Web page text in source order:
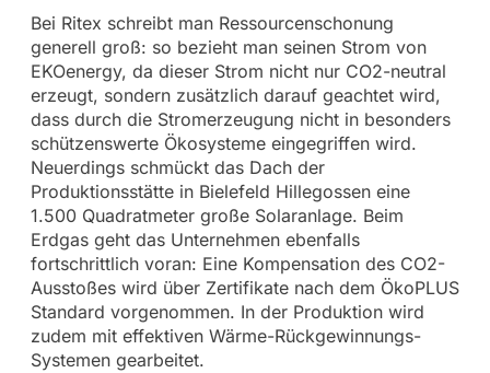
Bei Ritex schreibt man Ressourcenschonung
generell groß: so bezieht man seinen Strom von
EKOenergy, da dieser Strom nicht nur CO2-neutral
erzeugt, sondern zusätzlich darauf geachtet wird,
dass durch die Stromerzeugung nicht in besonders
schützenswerte Ökosysteme eingegriffen wird.
Neuerdings schmückt das Dach der
Produktionsstätte in Bielefeld Hillegossen eine
1.500 Quadratmeter große Solaranlage. Beim
Erdgas geht das Unternehmen ebenfalls
fortschrittlich voran: Eine Kompensation des CO2-
Ausstoßes wird über Zertifikate nach dem ÖkoPLUS
Standard vorgenommen. In der Produktion wird
zudem mit effektiven Wärme-Rückgewinnungs-
Systemen gearbeitet.